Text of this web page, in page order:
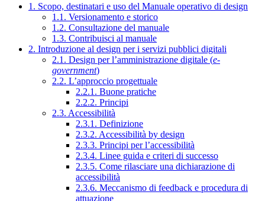
1. Scopo, destinatari e uso del Manuale operativo di design
1.1. Versionamento e storico
1.2. Consultazione del manuale
1.3. Contribuisci al manuale
2. Introduzione al design per i servizi pubblici digitali
2.1. Design per l’amministrazione digitale (e-
government)
2.2. L’approccio progettuale
2.2.1. Buone pratiche
2.2.2. Principi
2.3. Accessibilità
2.3.1. Definizione
2.3.2. Accessibilità by design
2.3.3. Principi per l’accessibilità
2.3.4. Linee guida e criteri di successo
2.3.5. Come rilasciare una dichiarazione di
accessibilità
2.3.6. Meccanismo di feedback e procedura di
attuazione